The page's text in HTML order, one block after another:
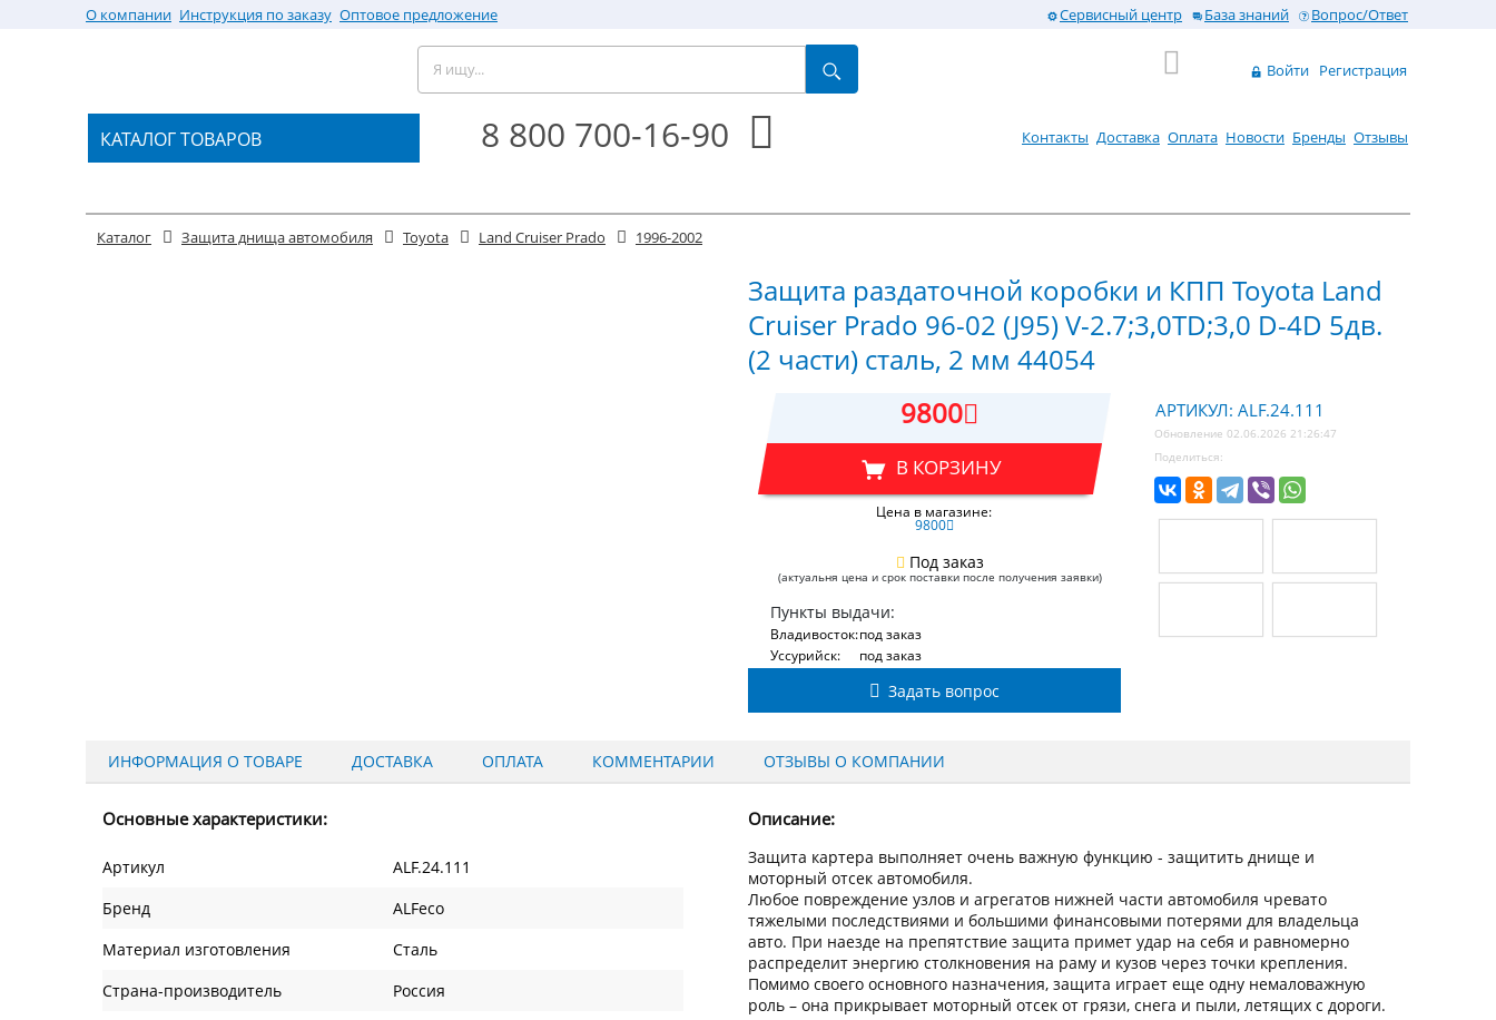
О компании Инструкция по заказу Оптовое предложение Сервисный центр База знаний Вопрос/Ответ
Войти Регистрация
КАТАЛОГ ТОВАРОВ 8 800 700-16-90 Контакты Доставка Оплата Новости Бренды Отзывы
Каталог Защита днища автомобиля Toyota Land Cruiser Prado 1996-2002
Защита раздаточной коробки и КПП Toyota Land
Cruiser Prado 96-02 (J95) V-2.7;3,0TD;3,0 D-4D 5дв.
(2 части) сталь, 2 мм 44054
9800
В КОРЗИНУ
Цена в магазине:
9800
Под заказ
(актуальня цена и срок поставки после получения заявки)
Пункты выдачи:
Владивосток:под заказ
Уссурийск:
под заказ
Задать вопрос
АРТИКУЛ: ALF.24.111
Обновление 02.06.2026 21:26:47
Поделиться:
ИНФОРМАЦИЯ О ТОВАРЕ ДОСТАВКА ОПЛАТА КОММЕНТАРИИ ОТЗЫВЫ О КОМПАНИИ
Основные характеристики:
Артикул
ALF.24.111
Бренд
ALFeco
Материал изготовления
Сталь
Страна-производитель
Россия
Описание:
Защита картера выполняет очень важную функцию - защитить днище и
моторный отсек автомобиля.
Любое повреждение узлов и агрегатов нижней части автомобиля чревато
тяжелыми последствиями и большими финансовыми потерями для владельца
авто. При наезде на препятствие защита примет удар на себя и равномерно
распределит энергию столкновения на раму и кузов через точки крепления.
Помимо своего основного назначения, защита играет еще одну немаловажную
роль – она прикрывает моторный отсек от грязи, снега и пыли, летящих с дороги.